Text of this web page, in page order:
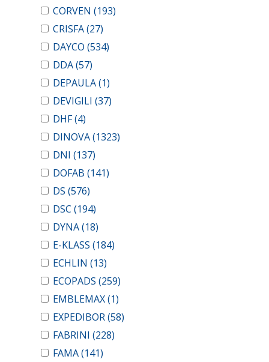
CORVEN (193)
CRISFA(27)
DAYCO (534)
DDA(57)
DEPAULA(1)
DEVIGILI (37)
DHF(4)
DINOVA(1323)
DNI (137)
DOFAB (141)
DS (576)
DSC (194)
DYNA(18)
E-KLASS (184)
ECHLIN (13)
ECOPADS (259)
EMBLEMAX(1)
EXPEDIBOR(58)
FABRINI (228)
FAMA(141)